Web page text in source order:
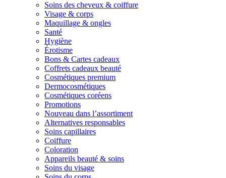
Soins des cheveux & coiffure
Visage & corps
Maquillage & ongles
Santé
Hygiène
Érotisme
Bons & Cartes cadeaux
Coffrets cadeaux beauté
Cosmétiques premium
Dermocosmétiques
Cosmétiques coréens
Promotions
Nouveau dans l’assortiment
Alternatives responsables
Soins capillaires
Coiffure
Coloration
Appareils beauté & soins
Soins du visage